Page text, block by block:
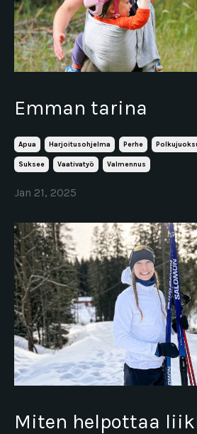
Emman tarina
Apua Harjoitusohjelma Perhe
Suksee Vaativatyö Valmennus
Jan 21, 2025
Miten helpottaa